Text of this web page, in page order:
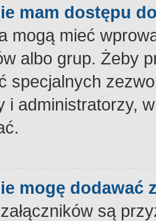
mam dostępu
mogą mieć
albo grup. Żeby
specjalnych
i administratorzy,
mogę dodawać
są